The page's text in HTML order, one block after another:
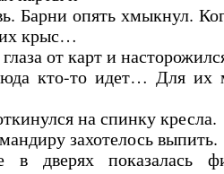
Барни опять хмыкнул.
крыс…
от карт и
кто-то идет… Для их
на спинку кресла.
захотелось выпить.
показалась